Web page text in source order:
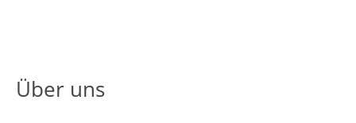
Über uns